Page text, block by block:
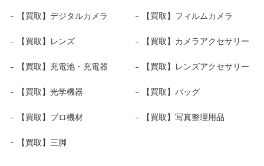
【買取】デジタルカメラ 【買取】フィルムカメラ
【買取】レンズ 【買取】カメラアクセサリー
【買取】充電池・充電器 【買取】レンズアクセサリー
【買取】光学機器 【買取】バッグ
【買取】プロ機材 【買取】写真整理用品
【買取】三脚